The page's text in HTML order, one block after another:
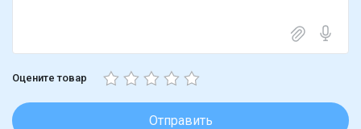
Оцените товар
Отправить